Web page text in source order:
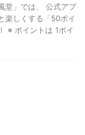
堂」では、 公式アプ
楽しくする「50ポイ
※ ポイントは 1ポイ